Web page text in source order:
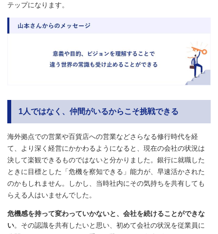
テップになります。
1人ではなく、仲間がいるからこそ挑戦できる
海外拠点での営業や百貨店への営業などさらなる修行時代を経
て、より深く経営にかかわるようになると、現在の会社の状況は
決して楽観できるものではないと分かりました。銀行に就職した
ときに目標とした「危機を察知できる」能力が、早速活かされた
のかもしれません。しかし、当時社内にその気持ちを共有しても
らえる人はいませんでした。
危機感を持って変わっていかないと、会社を続けることができな
い。その認識を共有したいと思い、初めて会社の状況を従業員に